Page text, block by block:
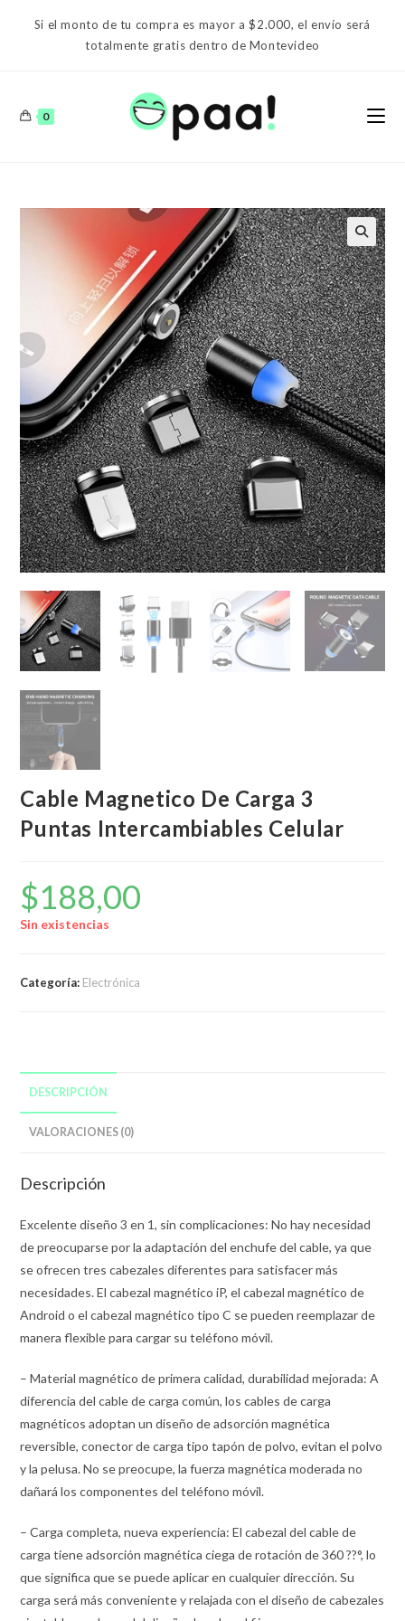
Si el monto de tu compra es mayor a $2.000, el envío será
totalmente gratis dentro de Montevideo
0
Cable Magnetico De Carga 3
Puntas Intercambiables Celular
$188,00
Sin existencias
Categoría: Electrónica
DESCRIPCIÓN
VALORACIONES (0)
Descripción
Excelente diseño 3 en 1, sin complicaciones: No hay necesidad
de preocuparse por la adaptación del enchufe del cable, ya que
se ofrecen tres cabezales diferentes para satisfacer más
necesidades. El cabezal magnético iP, el cabezal magnético de
Android o el cabezal magnético tipo C se pueden reemplazar de
manera flexible para cargar su teléfono móvil.
– Material magnético de primera calidad, durabilidad mejorada: A
diferencia del cable de carga común, los cables de carga
magnéticos adoptan un diseño de adsorción magnética
reversible, conector de carga tipo tapón de polvo, evitan el polvo
y la pelusa. No se preocupe, la fuerza magnética moderada no
dañará los componentes del teléfono móvil.
– Carga completa, nueva experiencia: El cabezal del cable de
carga tiene adsorción magnética ciega de rotación de 360 ??°, lo
que significa que se puede aplicar en cualquier dirección. Su
carga será más conveniente y relajada con el diseño de cabezales